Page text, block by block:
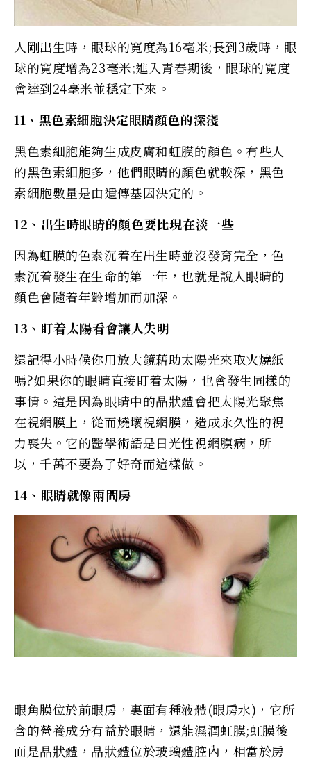
人剛出生時，眼球的寬度為16毫米;長到3歲時，眼
球的寬度增為23毫米;進入青春期後，眼球的寬度
會達到24毫米並穩定下來。
11、黑色素細胞決定眼睛顏色的深淺
黑色素細胞能夠生成皮膚和虹膜的顏色。有些人
的黑色素細胞多，他們眼睛的顏色就較深，黑色
素細胞數量是由遺傳基因決定的。
12、出生時眼睛的顏色要比現在淡一些
因為虹膜的色素沉着在出生時並沒發育完全，色
素沉着發生在生命的第一年，也就是說人眼睛的
顏色會隨着年齡增加而加深。
13、盯着太陽看會讓人失明
還記得小時候你用放大鏡藉助太陽光來取火燒紙
嗎?如果你的眼睛直接盯着太陽，也會發生同樣的
事情。這是因為眼睛中的晶狀體會把太陽光聚焦
在視網膜上，從而燒壞視網膜，造成永久性的視
力喪失。它的醫學術語是日光性視網膜病，所
以，千萬不要為了好奇而這樣做。
14、眼睛就像兩間房
眼角膜位於前眼房，裏面有種液體(眼房水)，它所
含的營養成分有益於眼睛，還能濕潤虹膜;虹膜後
面是晶狀體，晶狀體位於玻璃體腔內，相當於房